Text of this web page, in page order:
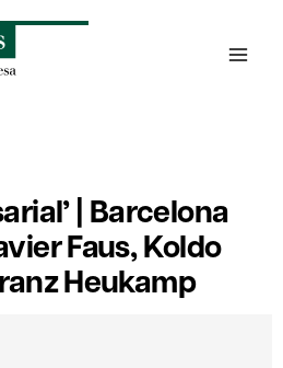
| Barcelona
Faus, Koldo
Heukamp